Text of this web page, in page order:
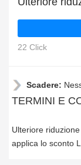
22 Click
Scadere:
TERMINI E
Ulteriore
applica lo sconto